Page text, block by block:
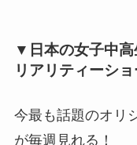
▼日本の女子中
リアリティーショ
今最も話題のオリ
が毎週見れる！